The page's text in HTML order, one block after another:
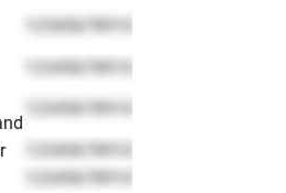
12345678910
12345678910
12345678910
12345678910
12345678910